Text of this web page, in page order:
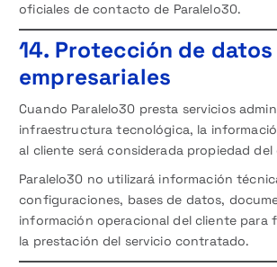
oficiales de contacto de Paralelo30.
14. Protección de datos
empresariales
Cuando Paralelo30 presta servicios
infraestructura tecnológica, la
al cliente será considerada propiedad del
Paralelo30 no utilizará información
configuraciones, bases de datos,
información operacional del cliente para
la prestación del servicio contratado.